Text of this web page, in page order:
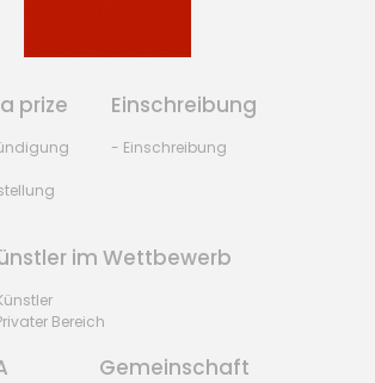
prize Einschreibung
- Einschreibung
im Wettbewerb
Bereich
Gemeinschaft